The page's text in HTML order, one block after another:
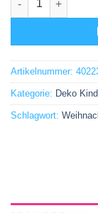
Artikelnummer:
Kategorie: Deko
Schlagwort: